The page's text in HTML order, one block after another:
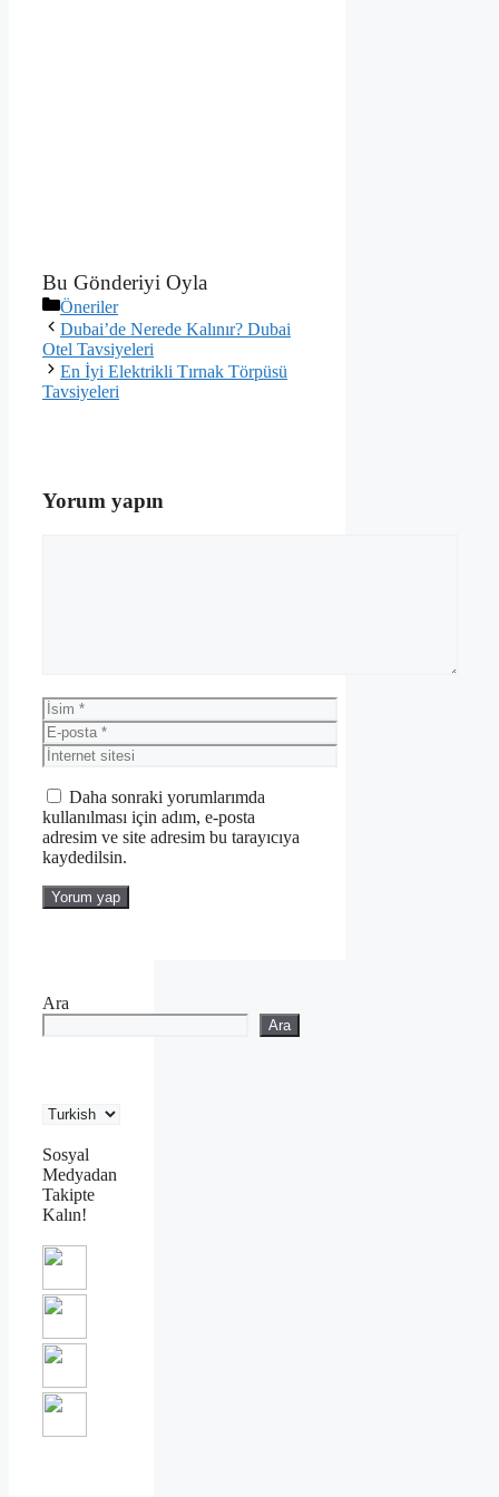
Bu Gönderiyi Oyla
Kategoriler
Öneriler
Dubai’de Nerede Kalınır? Dubai
Otel Tavsiyeleri
En İyi Elektrikli Tırnak Törpüsü
Tavsiyeleri
Yorum yapın
İsim
E-
posta
İnternet
sitesi
Daha sonraki yorumlarımda
kullanılması için adım, e-posta
adresim ve site adresim bu tarayıcıya
kaydedilsin.
Ara
Ara
Sosyal
Medyadan
Takipte
Kalın!